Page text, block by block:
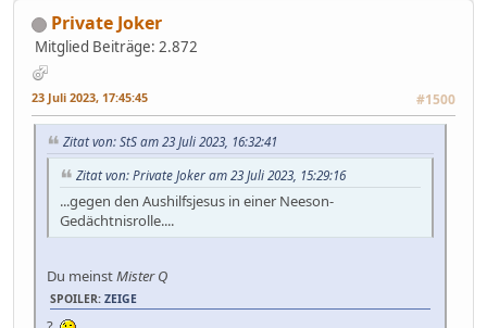
Private Joker
Mitglied Beiträge: 2.872
23 Juli 2023, 17:45:45 #1500
Zitat von: StS am 23 Juli 2023, 16:32:41
Zitat von: Private Joker am 23 Juli 2023, 15:29:16
...gegen den Aushilfsjesus in einer Neeson-
Gedächtnisrolle....
Du meinstMister Q
SPOILER: ZEIGE